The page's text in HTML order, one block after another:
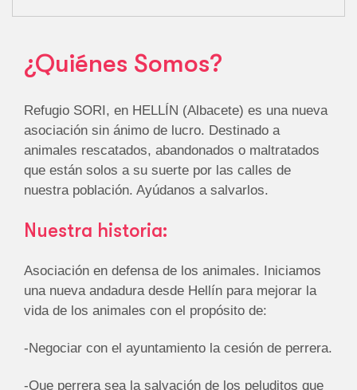
¿Quiénes Somos?
Refugio SORI, en HELLÍN (Albacete) es una nueva
asociación sin ánimo de lucro. Destinado a
animales rescatados, abandonados o maltratados
que están solos a su suerte por las calles de
nuestra población. Ayúdanos a salvarlos.
Nuestra historia:
Asociación en defensa de los animales. Iniciamos
una nueva andadura desde Hellín para mejorar la
vida de los animales con el propósito de:
-Negociar con el ayuntamiento la cesión de perrera.
-Que perrera sea la salvación de los peluditos que